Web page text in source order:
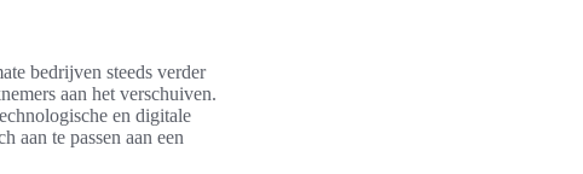
bedrijven steeds verder
aan het verschuiven.
en digitale
aan te passen aan een